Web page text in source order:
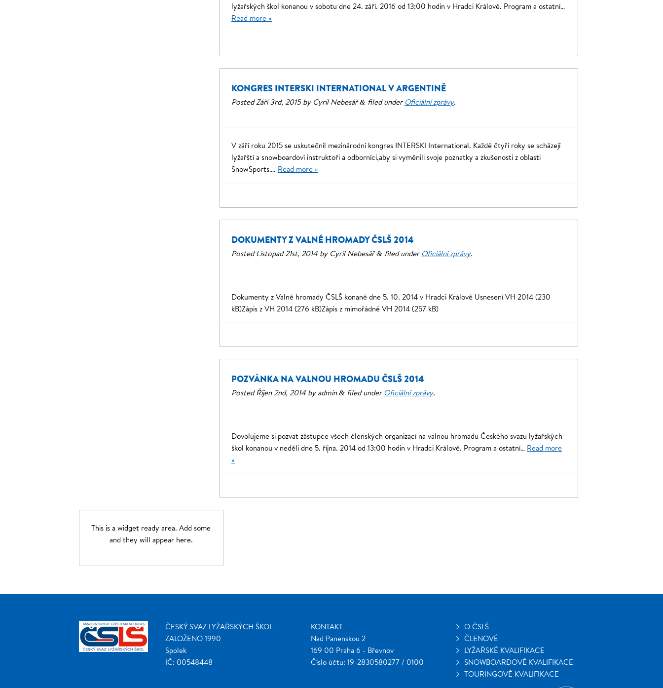
lyžařských škol konanou v sobotu dne 24. září. 2016 od 13:00 hodin v Hradci Králové. Program a ostatní…
Read more »
KONGRES INTERSKI INTERNATIONAL V ARGENTINĚ
PostedZáří 3rd, 2015by Cyril Nebesář & filed under Oficiální zprávy.
V září roku 2015 se uskutečnil mezinárodní kongres INTERSKI International. Každé čtyři roky se scházejí
lyžařští a snowboardoví instruktoři a odborníci,aby si vyměnili svoje poznatky a zkušenosti z oblasti
SnowSports…. Read more »
DOKUMENTY Z VALNÉ HROMADY ČSLŠ 2014
PostedListopad 21st, 2014 by Cyril Nebesář & filed under Oficiální zprávy.
Dokumenty z Valné hromady ČSLŠ konané dne 5. 10. 2014 v Hradci Králové Usnesení VH 2014 (230
kB)Zápis z VH 2014 (276 kB)Zápis z mimořádné VH 2014 (257 kB)
POZVÁNKA NA VALNOU HROMADU ČSLŠ 2014
PostedŘíjen 2nd, 2014 by admin & filed under Oficiální zprávy.
Dovolujeme si pozvat zástupce všech členských organizací na valnou hromadu Českého svazu lyžařských
škol konanou v neděli dne 5. října. 2014 od 13:00 hodin v Hradci Králové. Program a ostatní… Read more
»
This is a widget ready area. Add some
and they will appear here.
ČESKÝ SVAZ LYŽAŘSKÝCH ŠKOL
ZALOŽENO 1990
Spolek
IČ: 00548448
KONTAKT
Nad Panenskou 2
169 00 Praha 6 - Břevnov
Číslo účtu: 19-2830580277 / 0100
O ČSLŠ
ČLENOVÉ
LYŽAŘSKÉ KVALIFIKACE
SNOWBOARDOVÉ KVALIFIKACE
TOURINGOVÉ KVALIFIKACE